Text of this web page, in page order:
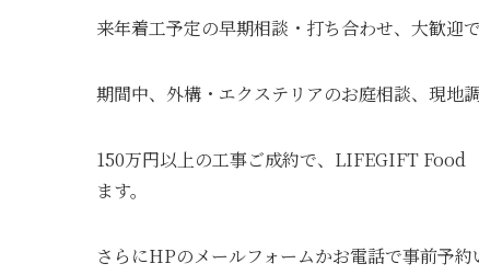
来年着工予定の早期相談・打ち合わせ、大歓迎
期間中、外構・エクステリアのお庭相談、現地
150万円以上の工事ご成約で、LIFEGIFT Food
ます。
さらにHPのメールフォームかお電話で事前予